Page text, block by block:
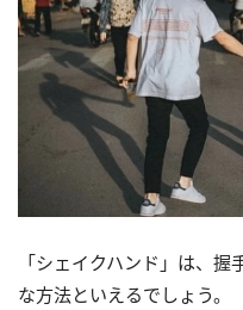
「シェイクハンド」は、
な方法といえるでしょう。